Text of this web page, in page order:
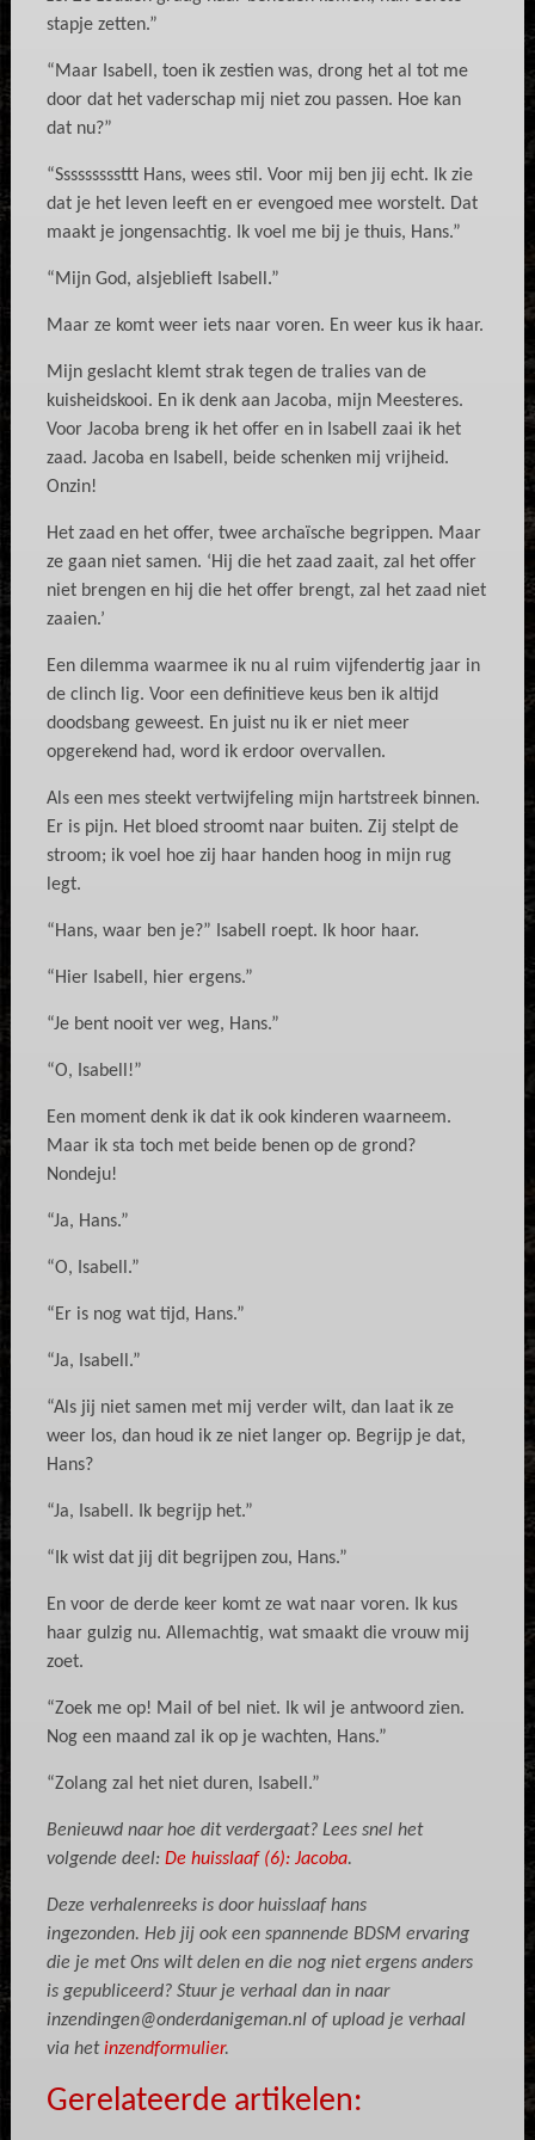
stapje zetten.”
“Maar Isabell, toen ik zestien was, drong het al tot me
door dat het vaderschap mij niet zou passen. Hoe kan
dat nu?”
“Sssssssssttt Hans, wees stil. Voor mij ben jij echt. Ik zie
dat je het leven leeft en er evengoed mee worstelt. Dat
maakt je jongensachtig. Ik voel me bij je thuis, Hans.”
“Mijn God, alsjeblieft Isabell.”
Maar ze komt weer iets naar voren. En weer kus ik haar.
Mijn geslacht klemt strak tegen de tralies van de
kuisheidskooi. En ik denk aan Jacoba, mijn Meesteres.
Voor Jacoba breng ik het offer en in Isabell zaai ik het
zaad. Jacoba en Isabell, beide schenken mij vrijheid.
Onzin!
Het zaad en het offer, twee archaïsche begrippen. Maar
ze gaan niet samen. ‘Hij die het zaad zaait, zal het offer
niet brengen en hij die het offer brengt, zal het zaad niet
zaaien.’
Een dilemma waarmee ik nu al ruim vijfendertig jaar in
de clinch lig. Voor een definitieve keus ben ik altijd
doodsbang geweest. En juist nu ik er niet meer
opgerekend had, word ik erdoor overvallen.
Als een mes steekt vertwijfeling mijn hartstreek binnen.
Er is pijn. Het bloed stroomt naar buiten. Zij stelpt de
stroom; ik voel hoe zij haar handen hoog in mijn rug
legt.
“Hans, waar ben je?” Isabell roept. Ik hoor haar.
“Hier Isabell, hier ergens.”
“Je bent nooit ver weg, Hans.”
“O, Isabell!”
Een moment denk ik dat ik ook kinderen waarneem.
Maar ik sta toch met beide benen op de grond?
Nondeju!
“Ja, Hans.”
“O, Isabell.”
“Er is nog wat tijd, Hans.”
“Ja, Isabell.”
“Als jij niet samen met mij verder wilt, dan laat ik ze
weer los, dan houd ik ze niet langer op. Begrijp je dat,
Hans?
“Ja, Isabell. Ik begrijp het.”
“Ik wist dat jij dit begrijpen zou, Hans.”
En voor de derde keer komt ze wat naar voren. Ik kus
haar gulzig nu. Allemachtig, wat smaakt die vrouw mij
zoet.
“Zoek me op! Mail of bel niet. Ik wil je antwoord zien.
Nog een maand zal ik op je wachten, Hans.”
“Zolang zal het niet duren, Isabell.”
Benieuwd naar hoe dit verdergaat? Lees snel het
volgende deel: De huisslaaf (6): Jacoba.
Deze verhalenreeks is door huisslaaf hans
ingezonden. Heb jij ook een spannende BDSM ervaring
die je met Ons wilt delen en die nog niet ergens anders
is gepubliceerd? Stuur je verhaal dan in naar
inzendingen@onderdanigeman.nlof upload je verhaal
via hetinzendformulier.
Gerelateerde artikelen: